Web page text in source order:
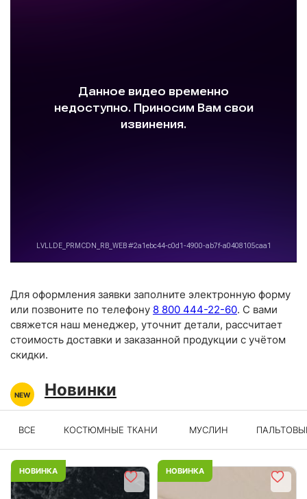
Для оформления заявки заполните электронную форму
или позвоните по телефону 8 800 444-22-60. С вами
свяжется наш менеджер, уточнит детали, рассчитает
стоимость доставки и заказанной продукции с учётом
скидки.
Новинки
ВСЕ КОСТЮМНЫЕ ТКАНИ МУСЛИН
НОВИНКА НОВИНКА